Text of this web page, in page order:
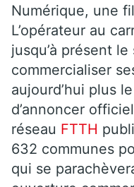
Numérique, une
L’opérateur au
jusqu’à présent
commercialiser
aujourd’hui plus
d’annoncer
réseau FTTH
632 communes
qui se